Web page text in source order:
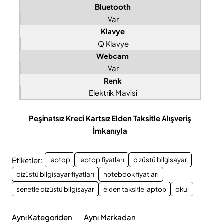
Bluetooth
Var
Klavye
Q Klavye
Webcam
Var
Renk
Elektrik Mavisi
Peşinatsız Kredi Kartsız Elden Taksitle Alışveriş
İmkanıyla
Etiketler: laptop laptop fiyatları
dizüstü bilgisayar
dizüstü bilgisayar fiyatları
notebook fiyatları
senetle dizüstü bilgisayar
elden taksitle laptop okul
Aynı Kategoriden Aynı Markadan